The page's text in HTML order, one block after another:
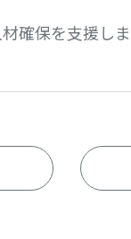
確保を支援し